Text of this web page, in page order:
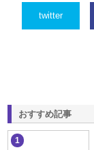
twitter
おすすめ記事
1